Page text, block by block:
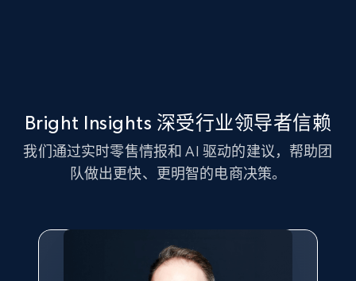
Seller reviews, Breadcrumbs, Root category, and
more.
2.5K+ 359+ 立即开始
eBay - Gather data on products using
specified keywords
Bright Insights 深受行业领导者信赖
我们通过实时零售情报和 AI 驱动的建议，帮助团
队做出更快、更明智的电商决策。